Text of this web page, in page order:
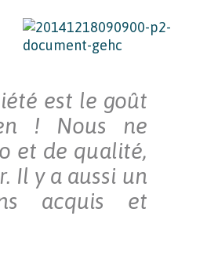
est le goût
! Nous ne
et de qualité,
Il y a aussi un
acquis et